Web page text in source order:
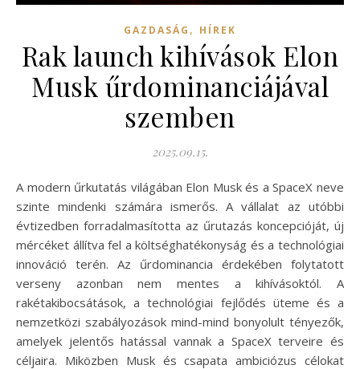
GAZDASÁG , HÍREK
Rak launch kihívások Elon
Musk űrdominanciájával
szemben
2025.09.15.
A modern űrkutatás világában Elon Musk és a SpaceX neve
szinte mindenki számára ismerős. A vállalat az utóbbi
évtizedben forradalmasította az űrutazás koncepcióját, új
mércéket állítva fel a költséghatékonyság és a technológiai
innováció terén. Az űrdominancia érdekében folytatott
verseny azonban nem mentes a kihívásoktól. A
rakétakibocsátások, a technológiai fejlődés üteme és a
nemzetközi szabályozások mind-mind bonyolult tényezők,
amelyek jelentős hatással vannak a SpaceX terveire és
céljaira. Miközben Musk és csapata ambiciózus célokat